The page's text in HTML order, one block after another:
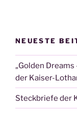
NEUESTE
„Golden Dreams
der Kaiser-
Steckbriefe der